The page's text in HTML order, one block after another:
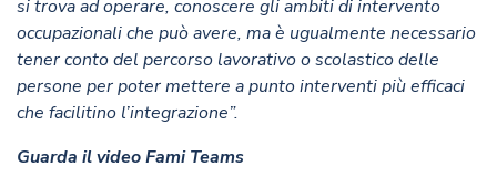
si trova ad operare, conoscere gli ambiti di intervento
occupazionali che può avere, ma è ugualmente necessario
tener conto del percorso lavorativo o scolastico delle
persone per poter mettere a punto interventi più efficaci
che facilitino l’integrazione”.
Guarda il video Fami Teams